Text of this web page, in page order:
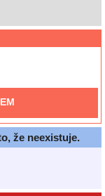
že neexistuje.